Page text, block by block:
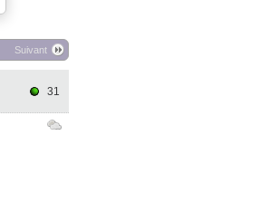
Suivant
31